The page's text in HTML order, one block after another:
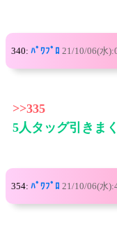
340: ﾊﾟﾜﾌﾟﾛ 21/10/06(水
>>335
5人タッグ引きま
354: ﾊﾟﾜﾌﾟﾛ 21/10/06(水